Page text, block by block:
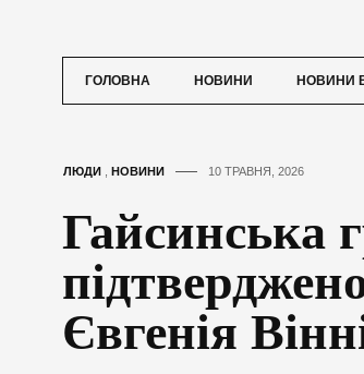
ГОЛОВНА НОВИНИ НОВИНИ
ЛЮДИ НОВИНИ 10 ТРАВНЯ, 2026
Гайсинська
Євгенія